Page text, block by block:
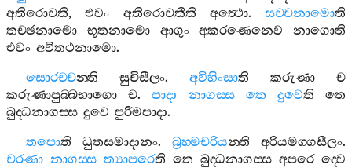
අතිරොචති,එවං අතිරොචතීති අත්‍ථො. සච‍්චනාමොති
තච‍්ඡනාමො
භූතනාමො ආගුං අකරණෙනෙව
නාගොති
එවං අවිතථනාමො.
සොරච‍්චන‍්ති සුචිසීලං. අවිහිංසාති කරුණා
ච
කරුණාපුබ‍්බභාගො
ච.පාදා නාගස‍්ස තෙ දුවෙති
තෙ
බුද‍්ධනාගස‍්ස දුවෙ පුරිමපාදා.
තපොති ධුතසමාදානං. බ්‍රහ‍්මචරියන‍්ති අරියමග‍්ගසීලං.
චරණා නාගස‍්ස ත්‍යාපරෙති තෙ බුද‍්ධනාගස‍්ස අපරෙ ද‍්වෙ